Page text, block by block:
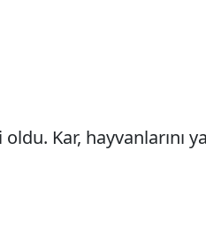
Kar,